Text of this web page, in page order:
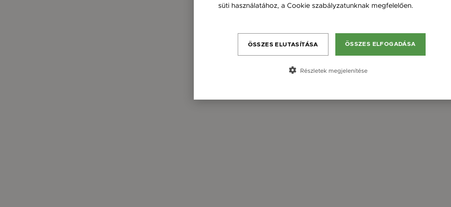
süti használatához, a Cookie szabályzatunknak megfelelően.
ÖSSZES ELFOGADÁSA
ÖSSZES ELUTASÍTÁSA
Részletek megjelenítése